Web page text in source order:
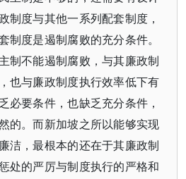
制度与其他一系列配套制度，
制度是遏制腐败的充分条件。
制不能遏制腐败，与其廉政制
也与廉政制度执行效率低下有
必要条件，也缺乏充分条件，
的。而新加坡之所以能够实现
洁，最根本的还在于其廉政制
处的严厉与制度执行的严格和